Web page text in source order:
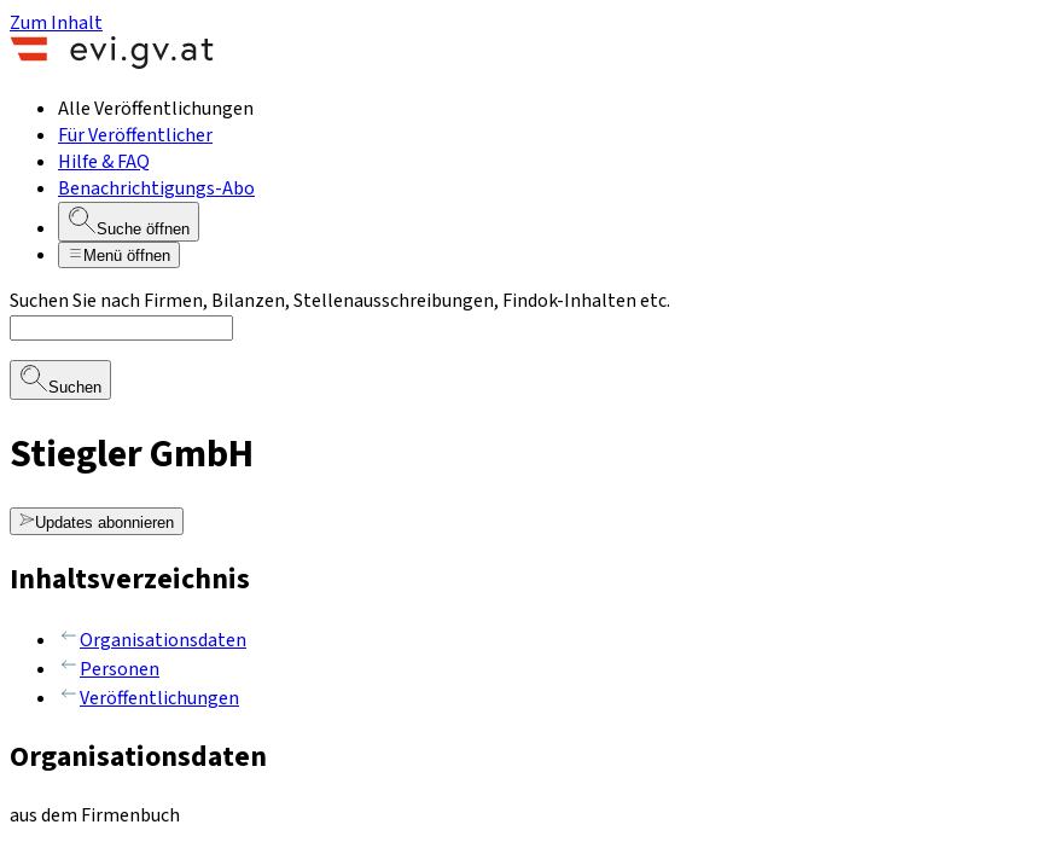
Zum Inhalt
Alle Veröffentlichungen
Für Veröffentlicher
Hilfe & FAQ
Benachrichtigungs-Abo
Suche öffnen
Menü öffnen
Suchen Sie nach Firmen, Bilanzen, Stellenausschreibungen, Findok-Inhalten etc.
Suchen
Stiegler GmbH
Updates abonnieren
Inhaltsverzeichnis
Organisationsdaten
Personen
Veröffentlichungen
Organisationsdaten
aus dem Firmenbuch